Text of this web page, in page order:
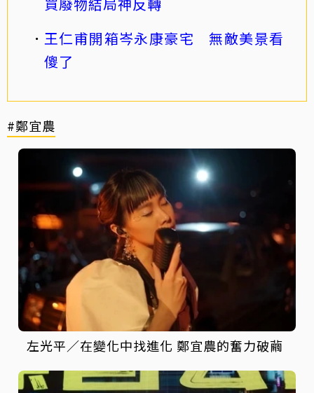
王仁甫開箱岑永康豪宅 無敵美景看
傻了
#鄭宜農
左光平／在變化中找進化 鄭宜農的奮力破繭